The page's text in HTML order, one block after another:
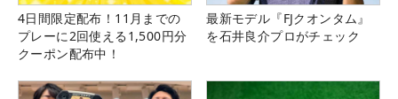
4日間限定配布！11月までの
プレーに2回使える1,500円分
クーポン配布中！
最新モデル『FJクオンタム』
を石井良介プロがチェック